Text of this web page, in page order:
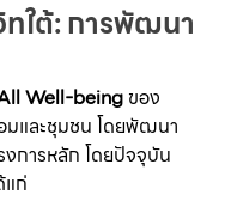
ใต้: การพัฒนา
Well-being ของ
และชุมชน โดยพัฒนา
การหลัก โดยปัจจุบัน
แก่